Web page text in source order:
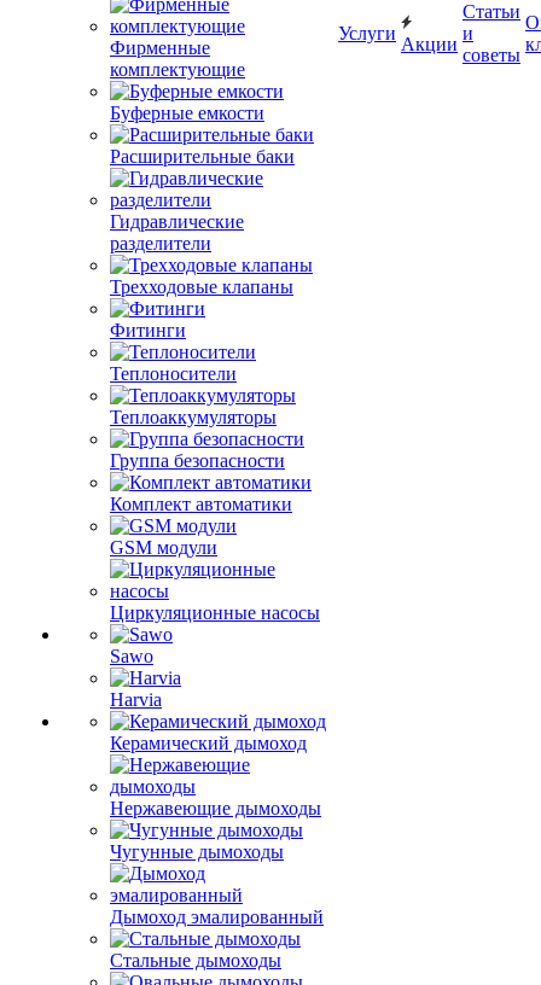
Фирменные
комплектующие
Буферные емкости
Расширительные баки
Гидравлические
разделители
Трехходовые клапаны
Фитинги
Теплоносители
Теплоаккумуляторы
Группа безопасности
Комплект автоматики
GSM модули
Циркуляционные насосы
Sawo
Harvia
Керамический дымоход
Нержавеющие дымоходы
Чугунные дымоходы
Дымоход эмалированный
Стальные дымоходы
Услуги
Акции
Статьи
и
советы